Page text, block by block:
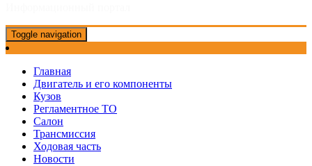
Toggle navigation
Главная
Двигатель и его компоненты
Кузов
Регламентное ТО
Салон
Трансмиссия
Ходовая часть
Новости